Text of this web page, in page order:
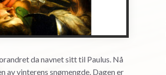
da navnet sitt til Paulus. Nå
vinterens snømengde. Dagen er